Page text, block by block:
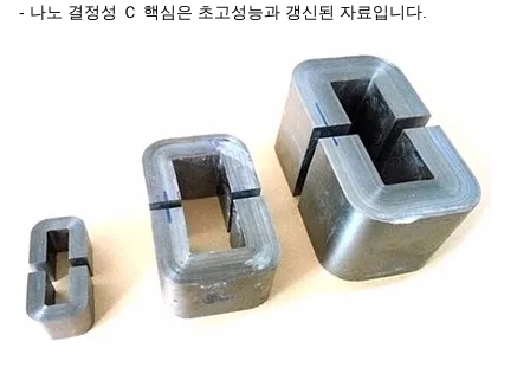
- 나노 결정성 Ｃ 핵심은 초고성능과 갱신된 자료입니다.